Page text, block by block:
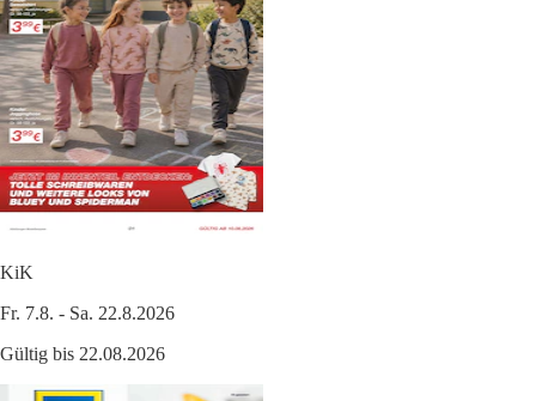
KiK
Fr. 7.8. - Sa. 22.8.2026
Gültig bis 22.08.2026